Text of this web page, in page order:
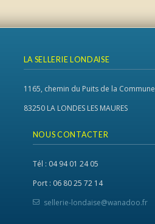
LA SELLERIE LONDAISE
1165, chemin du Puits de la Commune
83250 LA LONDES LES MAURES
NOUS CONTACTER
Tél : 04 94 01 24 05
Port : 06 80 25 72 14
sellerie-londaise@wanadoo.fr